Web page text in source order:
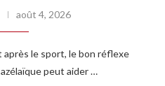
août 4, 2026
après le sport, le bon réflexe
azélaïque peut aider …